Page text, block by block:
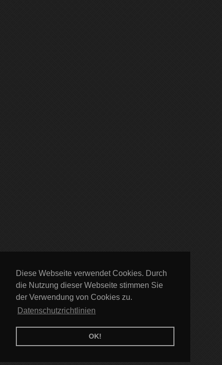
Diese Webseite verwendet Cookies. Durch
die Nutzung dieser Webseite stimmen Sie
der Verwendung von Cookies zu.
Datenschutzrichtlinien
OK!